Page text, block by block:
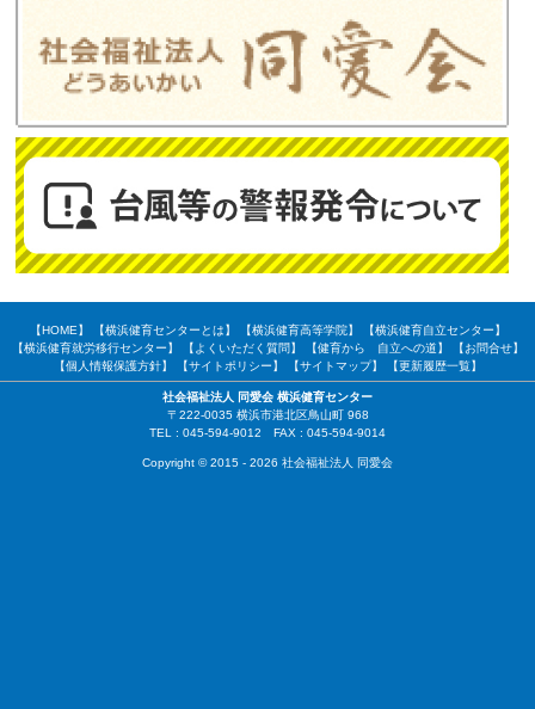
【HOME】 【横浜健育センターとは】 【横浜健育高等学院】
【横浜健育自立センター】
【横浜健育就労移行センター】
【よくいただく質問】 【健育から 自立への道】
【お問合せ】
【個人情報保護方針】
【サイトポリシー】 【サイトマップ】 【更新履歴一覧】
社会福祉法人 同愛会 横浜健育センター
〒222-0035 横浜市港北区鳥山町 968
TEL : 045-594-9012 FAX : 045-594-9014
Copyright © 2015 - 2026 社会福祉法人 同愛会